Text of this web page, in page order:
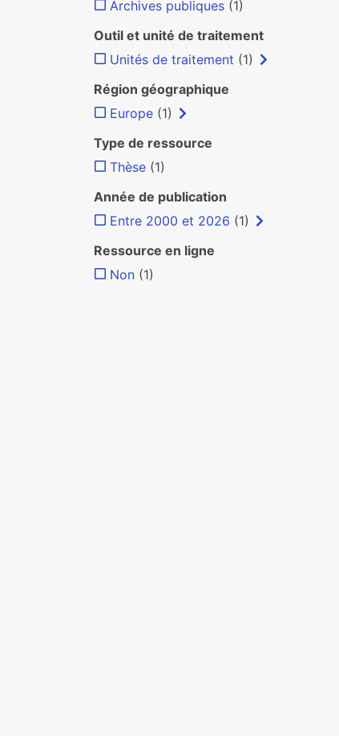
Archives publiques (1)
Outil et unité de traitement
Unités de traitement (1)
Région géographique
Europe (1)
Type de ressource
Thèse (1)
Année de publication
Entre 2000 et 2026 (1)
Ressource en ligne
Non (1)